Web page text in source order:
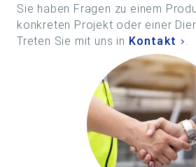
Sie haben Fragen zu einem
konkreten Projekt oder einer
Treten Sie mit uns in Kontakt .